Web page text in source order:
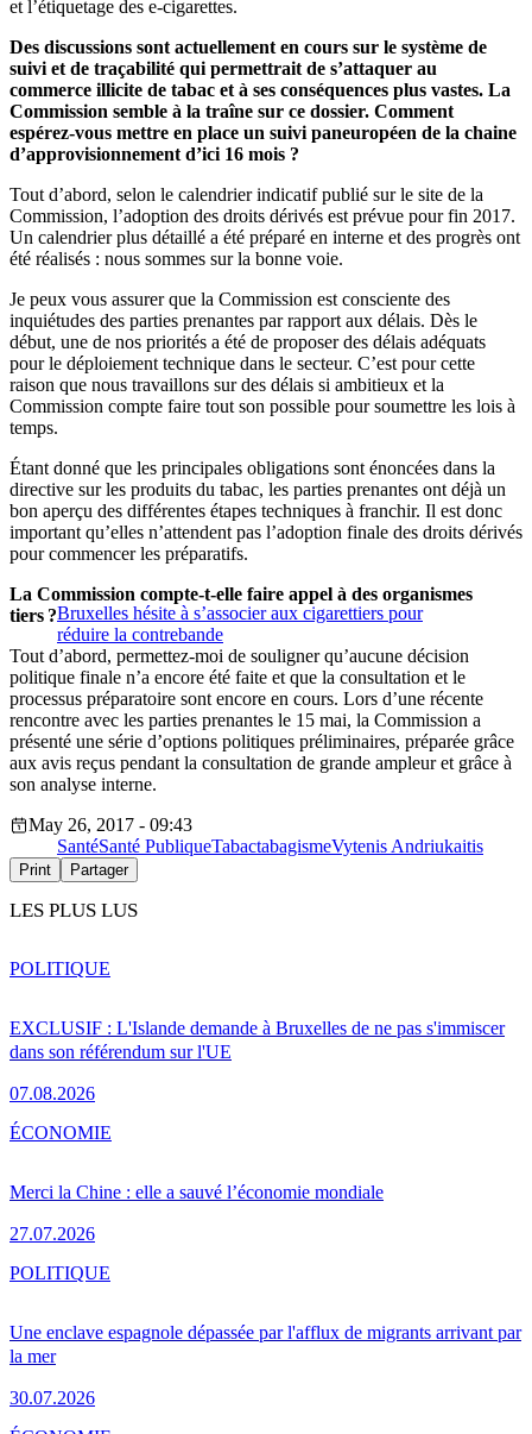
et l’étiquetage des e-cigarettes.
Des discussions sont actuellement en cours sur le système de
suivi et de traçabilité qui permettrait de s’attaquer au
commerce illicite de tabac et à ses conséquences plus vastes. La
Commission semble à la traîne sur ce dossier. Comment
espérez-vous mettre en place un suivi paneuropéen de la chaine
d’approvisionnement d’ici 16 mois ?
Tout d’abord, selon le calendrier indicatif publié sur le site de la
Commission, l’adoption des droits dérivés est prévue pour fin 2017.
Un calendrier plus détaillé a été préparé en interne et des progrès ont
été réalisés : nous sommes sur la bonne voie.
Je peux vous assurer que la Commission est consciente des
inquiétudes des parties prenantes par rapport aux délais. Dès le
début, une de nos priorités a été de proposer des délais adéquats
pour le déploiement technique dans le secteur. C’est pour cette
raison que nous travaillons sur des délais si ambitieux et la
Commission compte faire tout son possible pour soumettre les lois à
temps.
Étant donné que les principales obligations sont énoncées dans la
directive sur les produits du tabac, les parties prenantes ont déjà un
bon aperçu des différentes étapes techniques à franchir. Il est donc
important qu’elles n’attendent pas l’adoption finale des droits dérivés
pour commencer les préparatifs.
Bruxelles hésite à s’associer aux cigarettiers pour
réduire la contrebande
La Commission compte-t-elle faire appel à des organismes
tiers ?
Tout d’abord, permettez-moi de souligner qu’aucune décision
politique finale n’a encore été faite et que la consultation et le
processus préparatoire sont encore en cours. Lors d’une récente
rencontre avec les parties prenantes le 15 mai, la Commission a
présenté une série d’options politiques préliminaires, préparée grâce
aux avis reçus pendant la consultation de grande ampleur et grâce à
son analyse interne.
May 26, 2017 - 09:43
SantéSanté PubliqueTabactabagismeVytenis Andriukaitis
Print Partager
LES PLUS LUS
EXCLUSIF : L'Islande demande à Bruxelles de ne pas s'immiscer
dans son référendum sur l'UE
07.08.2026
POLITIQUE
Merci la Chine : elle a sauvé l’économie mondiale
27.07.2026
ÉCONOMIE
Une enclave espagnole dépassée par l'afflux de migrants arrivant par
la mer
30.07.2026
POLITIQUE